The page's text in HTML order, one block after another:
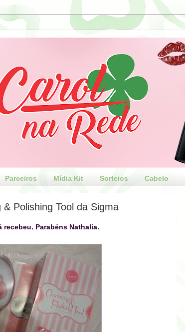
Parceiros Mídia Kit Sorteios Cabelo
Polishing Tool da Sigma
recebeu. Parabéns Nathalia.